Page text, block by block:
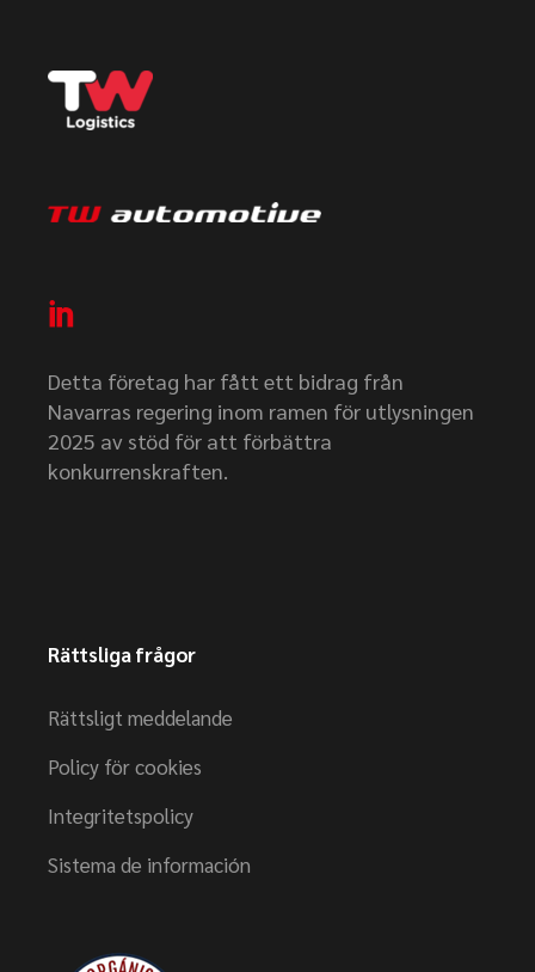
Detta företag har fått ett bidrag från
Navarras regering inom ramen för utlysningen
2025 av stöd för att förbättra
konkurrenskraften.
Rättsliga frågor
Rättsligt meddelande
Policy för cookies
Integritetspolicy
Sistema de información